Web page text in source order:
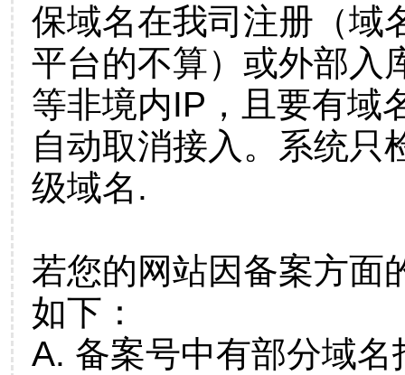
保域名在我司注册（域
平台的不算）或外部入
等非境内IP，且要有域
自动取消接入。系统只
级域名.
若您的网站因备案方面
如下：
A. 备案号中有部分域